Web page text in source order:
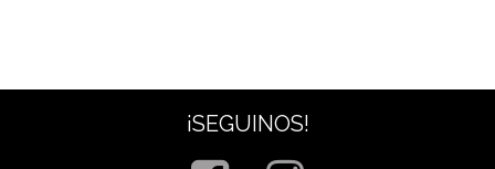
¡SEGUINOS!